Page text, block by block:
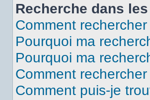
Recherche dans
Comment
Pourquoi ma
Pourquoi ma
Comment
Comment puis-je